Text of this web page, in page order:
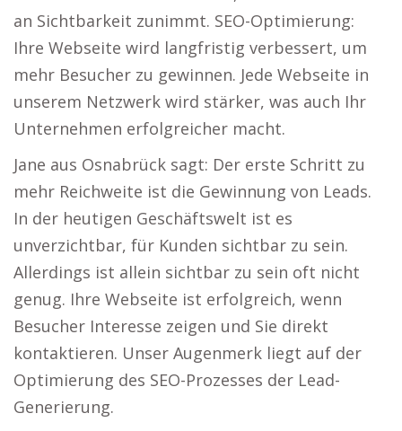
an Sichtbarkeit zunimmt. SEO-Optimierung:
Ihre Webseite wird langfristig verbessert, um
mehr Besucher zu gewinnen. Jede Webseite in
unserem Netzwerk wird stärker, was auch Ihr
Unternehmen erfolgreicher macht.
Jane aus Osnabrück sagt: Der erste Schritt zu
mehr Reichweite ist die Gewinnung von Leads.
In der heutigen Geschäftswelt ist es
unverzichtbar, für Kunden sichtbar zu sein.
Allerdings ist allein sichtbar zu sein oft nicht
genug. Ihre Webseite ist erfolgreich, wenn
Besucher Interesse zeigen und Sie direkt
kontaktieren. Unser Augenmerk liegt auf der
Optimierung des SEO-Prozesses der Lead-
Generierung.